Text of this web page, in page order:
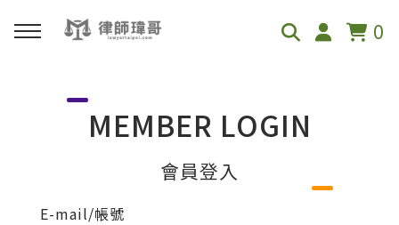
0
免費影音資源MEMBER LOGIN
會員登入
E-mail/帳號